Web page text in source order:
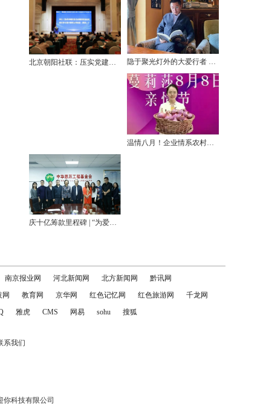
北京朝阳社联：压实党建引领核心作用、推动公益传播与数字化发展 隐于聚光灯外的大爱行者 —— 中华慈善大使陆沉舟，八千万善款写尽无私担当
庆十亿筹款里程碑 | “为爱帮帮 真心十亿”帮帮公益平台高质量发展共研会在京举办
南京报业网 河北新闻网 北方新闻网
黔讯网
网 教育网 京华网 红色记忆网 红色旅游网
千龙网
雅虎 CMS 网易 sohu 搜狐
系我们
你科技有限公司